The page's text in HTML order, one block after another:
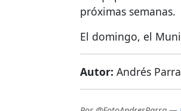
próximas semanas.
El domingo, el
Autor: Andrés Parra